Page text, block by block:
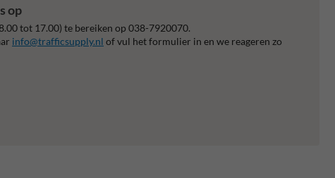
op
tot 17.00) te bereiken op 038-7920070.
info@trafficsupply.nl of vul het formulier in en we reageren zo